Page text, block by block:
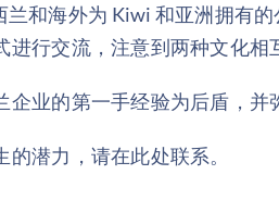
和海外为 Kiwi 和亚洲拥有
行交流，注意到两种文化相
业的第一手经验为后盾，
潜力，请在此处联系。